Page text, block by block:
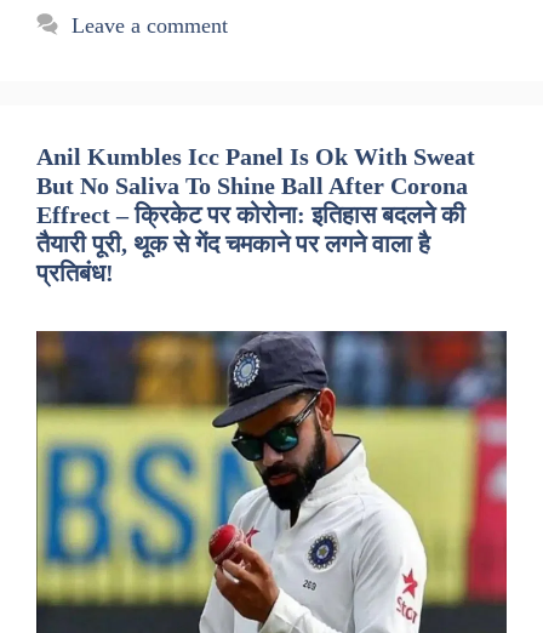
Leave a comment
Anil Kumbles Icc Panel Is Ok With Sweat
But No Saliva To Shine Ball After Corona
Effrect – क्रिकेट पर कोरोना: इतिहास बदलने की
तैयारी पूरी, थूक से गेंद चमकाने पर लगने वाला है
प्रतिबंध!